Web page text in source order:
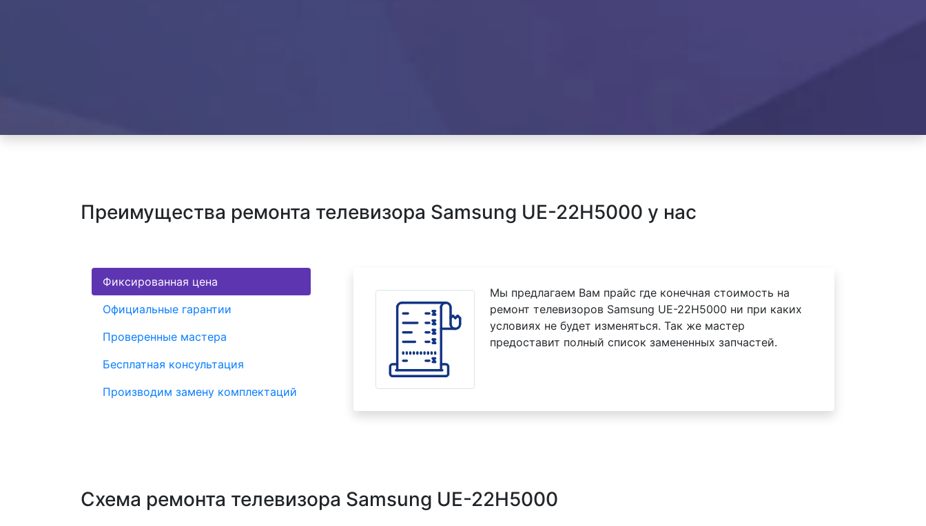
Преимущества ремонта телевизора Samsung UE-22H5000 у нас
Фиксированная цена
Официальные гарантии
Проверенные мастера
Бесплатная консультация
Производим замену комплектаций
Мы предлагаем Вам прайс где конечная стоимость на
ремонт телевизоров Samsung UE-22H5000 ни при каких
условиях не будет изменяться. Так же мастер
предоставит полный список замененных запчастей.
Схема ремонта телевизора Samsung UE-22H5000